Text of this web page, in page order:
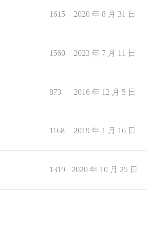
1615 2020 年 8 月 31 日
1560 2023 年 7 月 11 日
873 2016 年 12 月 5 日
1168 2019 年 1 月 16 日
1319 2020 年 10 月 25 日